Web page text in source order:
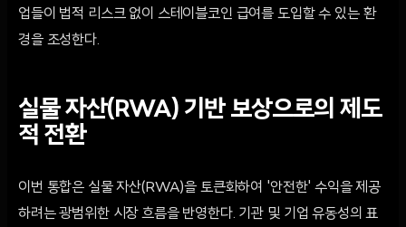
업들이 법적 리스크 없이 스테이블코인 급여를 도입할 수 있는 환
경을 조성한다.
실물 자산(RWA) 기반 보상으로의 제도
적 전환
이번 통합은 실물 자산(RWA)을 토큰화하여 '안전한' 수익을 제공
하려는 광범위한 시장 흐름을 반영한다. 기관 및 기업 유동성의 표